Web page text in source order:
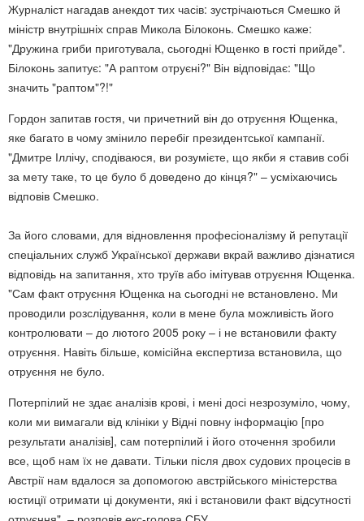
Журналіст нагадав анекдот тих часів: зустрічаються Смешко й
міністр внутрішніх справ Микола Білоконь. Смешко каже:
"Дружина гриби приготувала, сьогодні Ющенко в гості прийде".
Білоконь запитує: "А раптом отруєні?" Він відповідає: "Що
значить "раптом"?!"
Гордон запитав гостя, чи причетний він до отруєння Ющенка,
яке багато в чому змінило перебіг президентської кампанії.
"Дмитре Іллічу, сподіваюся, ви розумієте, що якби я ставив собі
за мету таке, то це було б доведено до кінця?" – усміхаючись
відповів Смешко.
За його словами, для відновлення професіоналізму й репутації
спеціальних служб Української держави вкрай важливо дізнатися
відповідь на запитання, хто труїв або імітував отруєння Ющенка.
"Сам факт отруєння Ющенка на сьогодні не встановлено. Ми
проводили розслідування, коли в мене була можливість його
контролювати – до лютого 2005 року – і не встановили факту
отруєння. Навіть більше, комісійна експертиза встановила, що
отруєння не було.
Потерпілий не здає аналізів крові, і мені досі незрозуміло, чому,
коли ми вимагали від клініки у Відні повну інформацію [про
результати аналізів], сам потерпілий і його оточення зробили
все, щоб нам їх не давати. Тільки після двох судових процесів в
Австрії нам вдалося за допомогою австрійського міністерства
юстиції отримати ці документи, які і встановили факт відсутності